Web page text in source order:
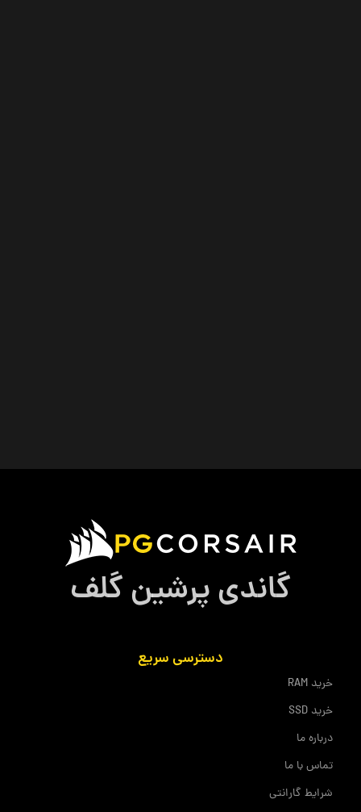
گاندی پرشین گلف
دسترسی سریع
خرید RAM
خرید SSD
درباره ما
تماس با ما
شرایط گارانتی